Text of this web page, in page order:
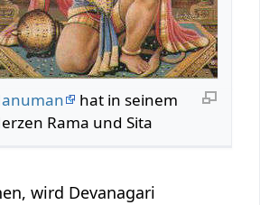
hat in seinem
Rama und Sita
wird Devanagari